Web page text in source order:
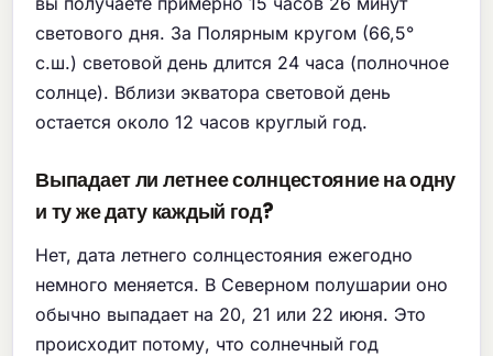
светового дня. За Полярным кругом (66,5°
с.ш.) световой день длится 24 часа (полночное
солнце). Вблизи экватора световой день
остается около 12 часов круглый год.
Выпадает ли летнее солнцестояние на одну
и ту же дату каждый год?
Нет, дата летнего солнцестояния ежегодно
немного меняется. В Северном полушарии оно
обычно выпадает на 20, 21 или 22 июня. Это
происходит потому, что солнечный год